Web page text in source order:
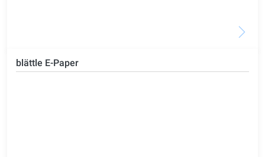
blättle E-Paper